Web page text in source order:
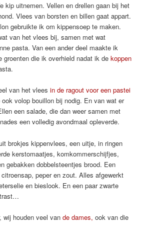
kip uitnemen. Vellen en drellen gaan bij het
Vlees van borsten en billen gaat appart.
gebruikte ik om kippensoep te maken.
van het vlees bij, samen met wat
pasta. Van een ander deel maakte ik
groenten die ik overhield nadat ik dekoppen
van het vleesin de ragout voor een pastei
volop bouillon bij nodig. En van wat er
een salade, die dan weer samen met
een volledig avondmaal opleverde.
brokjes kippenvlees, een uitje, in ringen
kerstomaatjes, komkommerschijfjes,
gebakken dobbelsteentjes brood. Een
peper en zout. Alles afgewerkt
en bieslook. En een paar zwarte
wij houden veel vande dames, ook van die